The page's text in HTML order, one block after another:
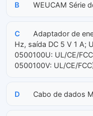
B WEUCAM Série
C
Adaptador de
Hz, saída DC 5 V 1 A;
0500100U: UL/CE/
0500100V: UL/CE/
D Cabo de dados